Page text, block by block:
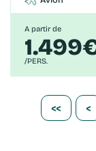
A partir de
/PERS.
<< <